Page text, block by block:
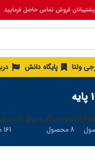
فروش تماس حاصل فرمایید.
ولتا پایگاه دانش
لوازم زیرکار و یراق آلات
8 محصول
161 محصول